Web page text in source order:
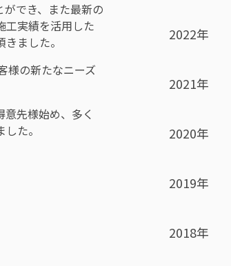
でき、また最新の
工実績を活用した
ました。
様の新たなニーズ
先様始め、多く
た。
2022年
2021年
2020年
2019年
2018年